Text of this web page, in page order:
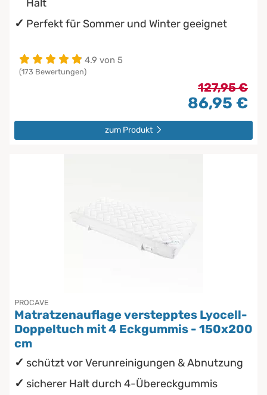
Halt
Perfekt für Sommer und Winter geeignet
4.9 von 5
(173 Bewertungen)
127,95 €
86,95 €
zum Produkt
PROCAVE
Matratzenauflage verstepptes Lyocell-
Doppeltuch mit 4 Eckgummis - 150x200
cm
schützt vor Verunreinigungen & Abnutzung
sicherer Halt durch 4-Übereckgummis